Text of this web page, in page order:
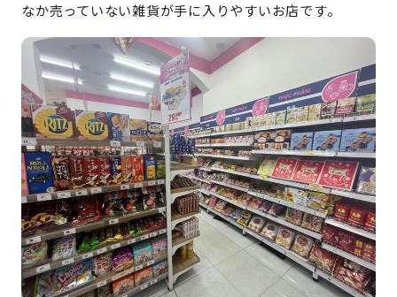
なか売っていない雑貨が手に入りやすいお店です。